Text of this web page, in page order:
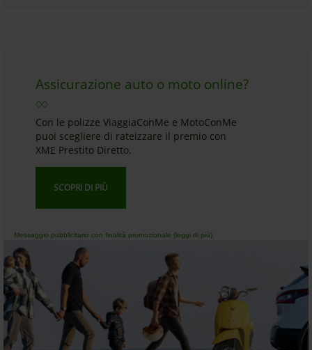
Assicurazione auto o moto online?
Con le polizze ViaggiaConMe e MotoConMe
puoi scegliere di rateizzare il premio con
XME Prestito Diretto.
SCOPRI DI PIÙ
Messaggio pubblicitario con finalità promozionale (leggi di più).